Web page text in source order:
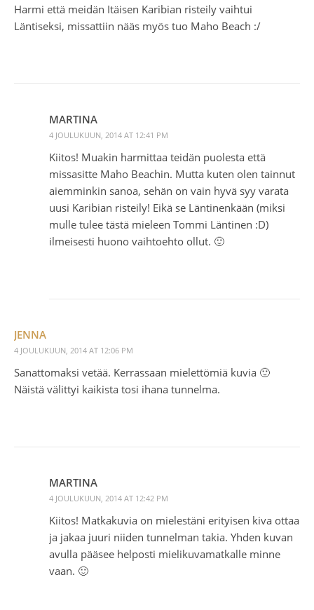
Harmi että meidän Itäisen Karibian risteily vaihtui
Läntiseksi, missattiin nääs myös tuo Maho Beach :/
MARTINA
4 JOULUKUUN, 2014 AT 12:41 PM
Kiitos! Muakin harmittaa teidän puolesta että
missasitte Maho Beachin. Mutta kuten olen tainnut
aiemminkin sanoa, sehän on vain hyvä syy varata
uusi Karibian risteily! Eikä se Läntinenkään (miksi
mulle tulee tästä mieleen Tommi Läntinen :D)
ilmeisesti huono vaihtoehto ollut. 🙂
JENNA
4 JOULUKUUN, 2014 AT 12:06 PM
Sanattomaksi vetää. Kerrassaan mielettömiä kuvia 🙂
Näistä välittyi kaikista tosi ihana tunnelma.
MARTINA
4 JOULUKUUN, 2014 AT 12:42 PM
Kiitos! Matkakuvia on mielestäni erityisen kiva ottaa
ja jakaa juuri niiden tunnelman takia. Yhden kuvan
avulla pääsee helposti mielikuvamatkalle minne
vaan. 🙂